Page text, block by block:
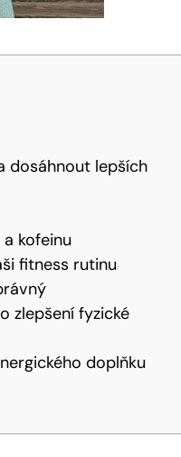
dosáhnout lepších
kofeinu
fitness rutinu
zlepšení fyzické
doplňku